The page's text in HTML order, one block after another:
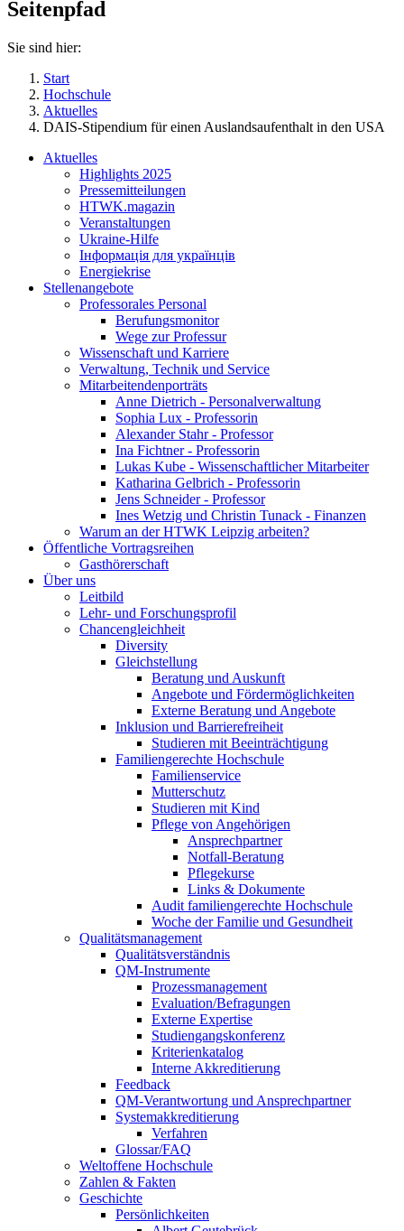
Seitenpfad
Sie sind hier:
Start
Hochschule
Aktuelles
DAIS-Stipendium für einen Auslandsaufenthalt in den USA
Aktuelles
Highlights 2025
Pressemitteilungen
HTWK.magazin
Veranstaltungen
Ukraine-Hilfe
Інформація для українців
Energiekrise
Stellenangebote
Professorales Personal
Berufungsmonitor
Wege zur Professur
Wissenschaft und Karriere
Verwaltung, Technik und Service
Mitarbeitendenporträts
Anne Dietrich - Personalverwaltung
Sophia Lux - Professorin
Alexander Stahr - Professor
Ina Fichtner - Professorin
Lukas Kube - Wissenschaftlicher Mitarbeiter
Katharina Gelbrich - Professorin
Jens Schneider - Professor
Ines Wetzig und Christin Tunack - Finanzen
Warum an der HTWK Leipzig arbeiten?
Öffentliche Vortragsreihen
Gasthörerschaft
Über uns
Leitbild
Lehr- und Forschungsprofil
Chancengleichheit
Diversity
Gleichstellung
Beratung und Auskunft
Angebote und Fördermöglichkeiten
Externe Beratung und Angebote
Inklusion und Barrierefreiheit
Studieren mit Beeinträchtigung
Familiengerechte Hochschule
Familienservice
Mutterschutz
Studieren mit Kind
Pflege von Angehörigen
Ansprechpartner
Notfall-Beratung
Pflegekurse
Links & Dokumente
Audit familiengerechte Hochschule
Woche der Familie und Gesundheit
Qualitätsmanagement
Qualitätsverständnis
QM-Instrumente
Prozessmanagement
Evaluation/Befragungen
Externe Expertise
Studiengangskonferenz
Kriterienkatalog
Interne Akkreditierung
Feedback
QM-Verantwortung und Ansprechpartner
Systemakkreditierung
Verfahren
Glossar/FAQ
Weltoffene Hochschule
Zahlen & Fakten
Geschichte
Persönlichkeiten